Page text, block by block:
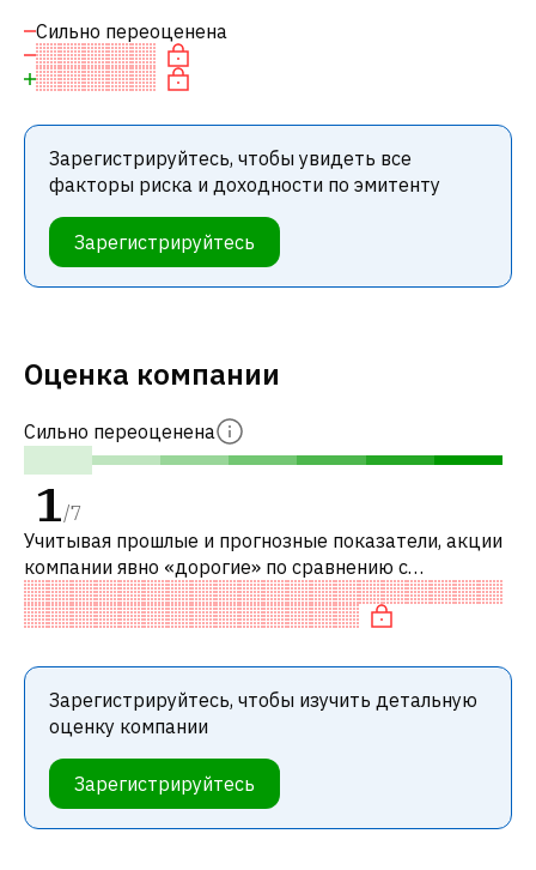
Сильно переоценена
Зарегистрируйтесь, чтобы увидеть все
факторы риска и доходности по эмитенту
Зарегистрируйтесь
Оценка компании
Сильно переоценена
1/7
Учитывая прошлые и прогнозные показатели, акции
компании явно «дорогие» по сравнению с
аналогичными компаниями. В частности, акция
«дорогая» по P/E, переоценена по EV/EBI
Зарегистрируйтесь, чтобы изучить детальную
оценку компании
Зарегистрируйтесь